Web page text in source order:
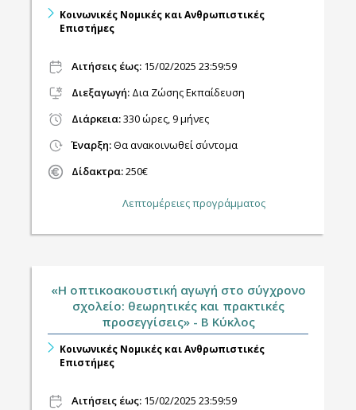
Κοινωνικές Νομικές και Ανθρωπιστικές
Επιστήμες
Αιτήσεις έως: 15/02/2025 23:59:59
Διεξαγωγή: Δια Ζώσης Εκπαίδευση
Διάρκεια:330 ώρες, 9 μήνες
Έναρξη:Θα ανακοινωθεί σύντομα
Δίδακτρα:250€
Λεπτομέρειες προγράμματος
«Η οπτικοακουστική αγωγή στο σύγχρονο
σχολείο: θεωρητικές και πρακτικές
προσεγγίσεις» - Β Κύκλος
Κοινωνικές Νομικές και Ανθρωπιστικές
Επιστήμες
Αιτήσεις έως: 15/02/2025 23:59:59